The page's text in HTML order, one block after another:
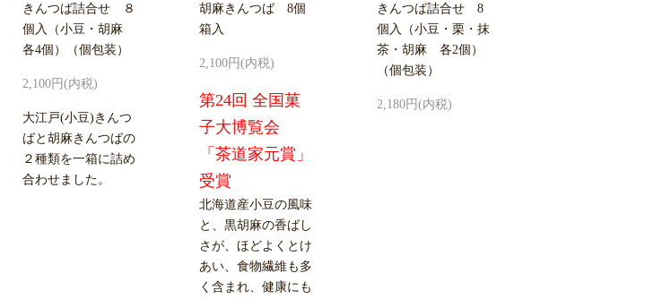
きんつば詰合せ ８
個入（小豆・胡麻
各4個）（個包装）
2,100円(内税)
大江戸(小豆)きんつ
ばと胡麻きんつばの
２種類を一箱に詰め
合わせました。
胡麻きんつば 8個
箱入
2,100円(内税)
第24回 全国菓
子大博覧会
「茶道家元賞」
受賞
北海道産小豆の風味
と、黒胡麻の香ばし
さが、ほどよくとけ
あい、食物繊維も多
く含まれ、健康にも
きんつば詰合せ 8
個入（小豆・栗・抹
茶・胡麻 各2個）
（個包装）
2,180円(内税)